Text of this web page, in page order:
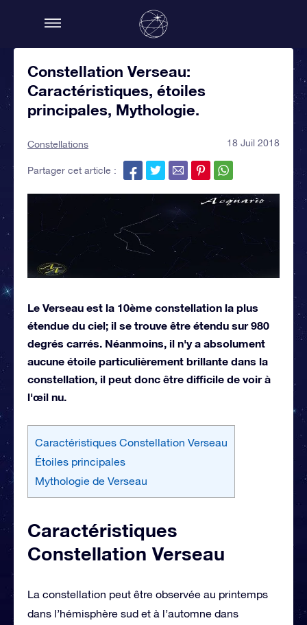
Constellation Verseau:
Caractéristiques, étoiles
principales, Mythologie.
Constellations 18 Juil 2018
Partager cet article :
Le Verseau est la 10ème constellation la plus
étendue du ciel; il se trouve être étendu sur 980
degrés carrés. Néanmoins, il n'y a absolument
aucune étoile particulièrement brillante dans la
constellation, il peut donc être difficile de voir à
l'œil nu.
Caractéristiques Constellation Verseau
Étoiles principales
Mythologie de Verseau
Caractéristiques
Constellation Verseau
La constellation peut être observée au printemps
dans l’hémisphère sud et à l’automne dans